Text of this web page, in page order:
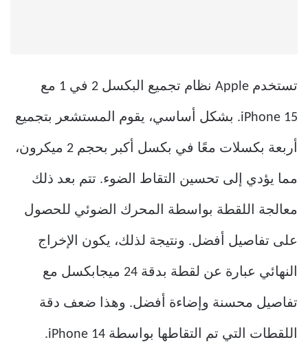
تستخدم Apple نظام تجميع البكسل 2 في 1 مع
iPhone 15. بشكل أساسي، يقوم المستشعر بتجميع
أربعة بكسلات معًا في بكسل أكبر بحجم 2 ميكرون،
مما يؤدي إلى تحسين التقاط الضوء. تتم بعد ذلك
معالجة اللقطة بواسطة المحرك الضوئي للحصول
على تفاصيل أفضل. ونتيجة لذلك، يكون الإخراج
النهائي عبارة عن لقطة بدقة 24 ميجابكسل مع
تفاصيل محسنة وإضاءة أفضل. وهذا ضعف دقة
اللقطات التي تم التقاطها بواسطة iPhone 14.